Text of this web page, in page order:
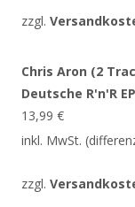
zzgl.
Chris Aron (2
Deutsche R'n'R
13,99 €
inkl. MwSt.
zzgl.